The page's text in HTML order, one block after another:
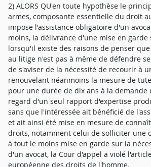
2) ALORS QU'en toute hypothèse le
armes, composante essentielle du droit
impose l'assistance obligatoire d'un
moins, la délivrance d'une mise en garde
lorsqu'il existe des raisons de penser
au litige n'est pas à même de défendre
de s'aviser de la nécessité de recourir à
renouvelant néanmoins la mesure de
pour une durée de dix ans à la demande
regard d'un seul rapport d'expertise
sans que l'intéressée ait bénéficié de
et ait ainsi été mise en mesure de
droits, notamment celui de solliciter une
à tout le moins mise en garde sur la
d'un avocat, la Cour d'appel a violé
européenne des droits de l'homme.